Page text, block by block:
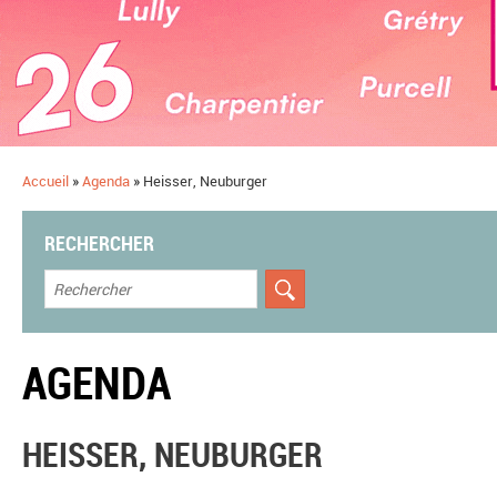
Accueil »Agenda » Heisser, Neuburger
RECHERCHER
AGENDA
HEISSER, NEUBURGER